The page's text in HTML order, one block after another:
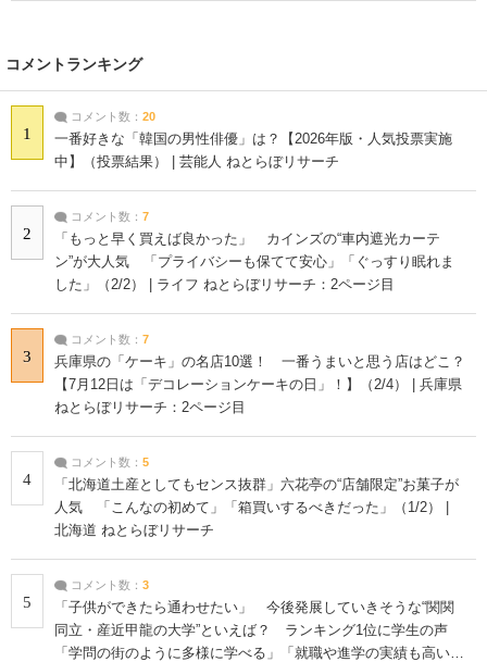
コメントランキング
1
コメント数： 20
一番好きな「韓国の男性俳優」は？【2026年版・人気投票実施
中】（投票結果） | 芸能人 ねとらぼリサーチ
2
コメント数： 7
「もっと早く買えば良かった」 カインズの“車内遮光カーテ
ン”が大人気 「プライバシーも保てて安心」「ぐっすり眠れま
した」（2/2） | ライフ ねとらぼリサーチ：2ページ目
3
コメント数： 7
兵庫県の「ケーキ」の名店10選！ 一番うまいと思う店はどこ？
【7月12日は「デコレーションケーキの日」！】（2/4） | 兵庫県
ねとらぼリサーチ：2ページ目
4
コメント数： 5
「北海道土産としてもセンス抜群」六花亭の“店舗限定”お菓子が
人気 「こんなの初めて」「箱買いするべきだった」（1/2） |
北海道 ねとらぼリサーチ
5
コメント数： 3
「子供ができたら通わせたい」 今後発展していきそうな“関関
同立・産近甲龍の大学”といえば？ ランキング1位に学生の声
「学問の街のように多様に学べる」「就職や進学の実績も高い」